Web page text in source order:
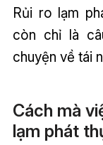
Rủi ro lạm
còn chỉ là
chuyện về tái
Cách mà
lạm phát